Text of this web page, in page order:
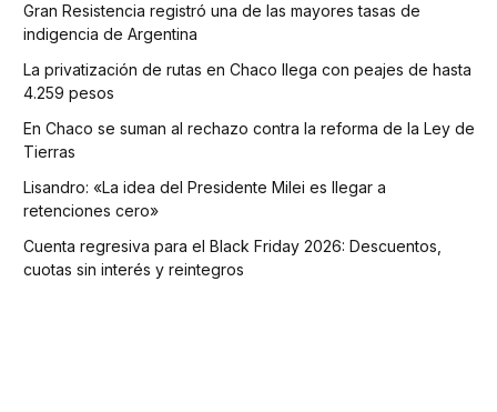
Gran Resistencia registró una de las mayores tasas de
indigencia de Argentina
La privatización de rutas en Chaco llega con peajes de hasta
4.259 pesos
En Chaco se suman al rechazo contra la reforma de la Ley de
Tierras
Lisandro: «La idea del Presidente Milei es llegar a
retenciones cero»
Cuenta regresiva para el Black Friday 2026: Descuentos,
cuotas sin interés y reintegros